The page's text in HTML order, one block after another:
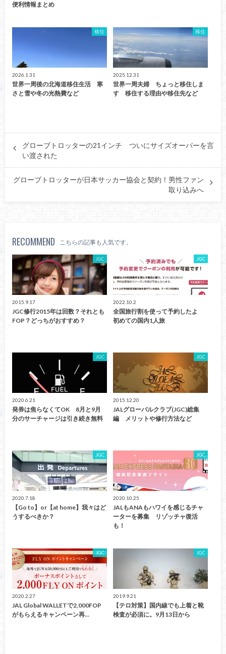
便利情報まとめ
移住
2026.1.31
世界一周後の北海道移住生活 寒
さと雪や冬の光熱費など
移住
2025.12.31
世界一周夫婦 ちょっと移住しま
す 移住する理由や移住先など
グローブトロッターの21インチ ついにサイズオーバーを言
い渡された
グローブトロッターが日本サッカー協会と契約！男性ファン
取り込みへ
RECOMMEND こちらの記事も人気です。
JGC
2015.9.17
JGC修行2015年は回数？それとも
FOP？どっちがおすすめ？
JGC
2022.10.2
全国旅行割を使って予約したよ
初めての国内1人旅
JGC
2020.6.21
発券は焦らなくてOK 8月と9月
分のサーチャージは引き続き無料
JGC
2015.12.20
JALグローバルクラブ(JGC)総集
編 メリットや修行方法など
JGC
2020.7.18
【Go to】or【at home】我々はど
うするべきか？
JGC
2020.10.25
JALもANAもハワイを感じるチャ
ーターを募集 リゾッチャ復活
も！
JGC
2020.2.27
JAL Global WALLETで2,000FOP
がもらえるキャンペーン再…
JGC
2019.9.21
【テロ対策】国内線でも上着と靴
検査が必須に。9月13日から